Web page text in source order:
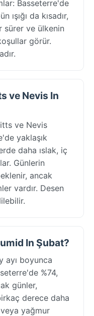
Basseterre'de
ışığı da kısadır,
sürer ve ülkenin
görür.
ve Nevis In
ve Nevis
yaklaşık
daha ıslak, iç
Günlerin
ancak
vardır. Desen
In Şubat?
ayı boyunca
%74,
günler,
derece daha
yağmur